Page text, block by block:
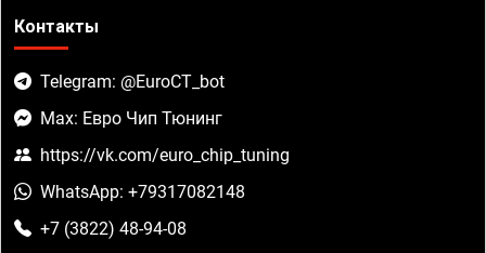
Контакты
Telegram: @EuroCT_bot
Max: Евро Чип Тюнинг
https://vk.com/euro_chip_tuning
WhatsApp: +79317082148
+7 (3822) 48-94-08